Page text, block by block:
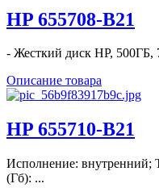
HP 655708-B21
- Жесткий диск HP, 500ГБ,
Описание товара
HP 655710-B21
Исполнение: внутренний;
(Гб): ...